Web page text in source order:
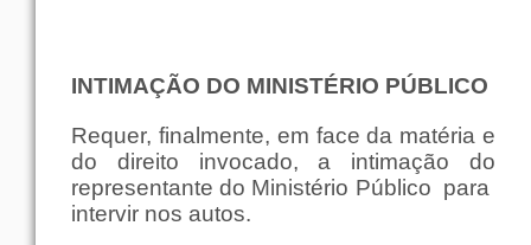
INTIMAÇÃO DO MINISTÉRIO PÚBLICO
Requer, finalmente, em face da matéria e
do direito invocado, a intimação do
representante do Ministério Público para
intervir nos autos.